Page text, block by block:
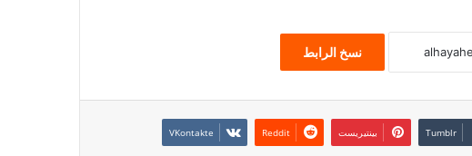
نسخ الرابط
بينتيريست